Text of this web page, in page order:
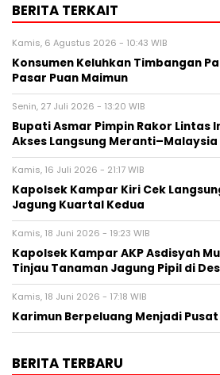
BERITA TERKAIT
Kamis, 6 Agustus 2026 - 10:43 WIB
Konsumen Keluhkan Timbangan
Pasar Puan Maimun
Senin, 27 Juli 2026 - 13:20 WIB
Bupati Asmar Pimpin Rakor Lintas
Akses Langsung
Kamis, 16 Juli 2026 - 21:17 WIB
Kapolsek Kampar Kiri Cek
Jagung Kuartal Kedua
Kamis, 18 Juni 2026 - 19:23 WIB
Kapolsek Kampar AKP Asdisyah
Tinjau Tanaman Jagung Pipil di
Kamis, 18 Juni 2026 - 17:18 WIB
Karimun Berpeluang Menjadi
BERITA TERBARU